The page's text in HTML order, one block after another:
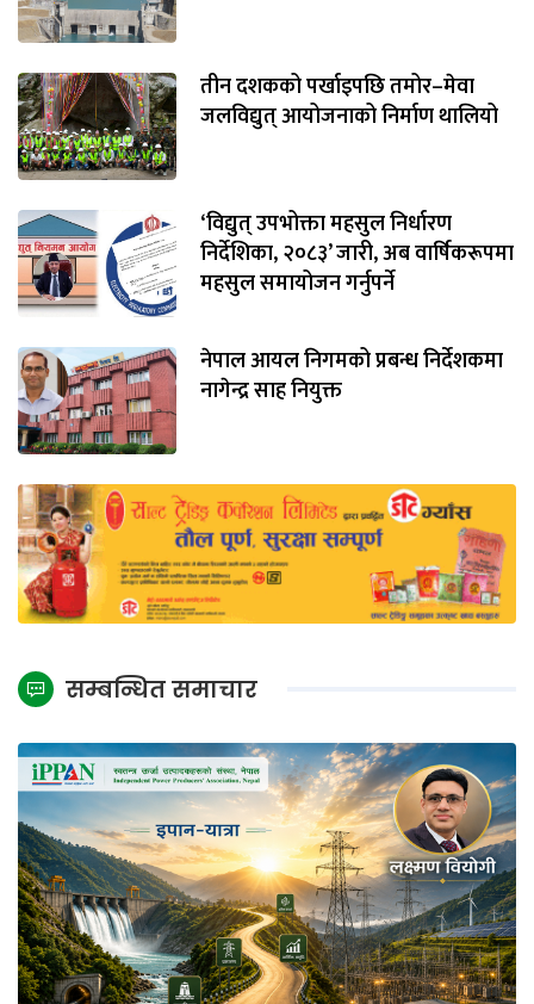
तीन दशकको पर्खाइपछि तमोर–मेवा
जलविद्युत् आयोजनाको निर्माण थालियो
‘विद्युत् उपभोक्ता महसुल निर्धारण
निर्देशिका, २०८३’ जारी, अब वार्षिकरूपमा
महसुल समायोजन गर्नुपर्ने
नेपाल आयल निगमको प्रबन्ध निर्देशकमा
नागेन्द्र साह नियुक्त
सम्बन्धित समाचार